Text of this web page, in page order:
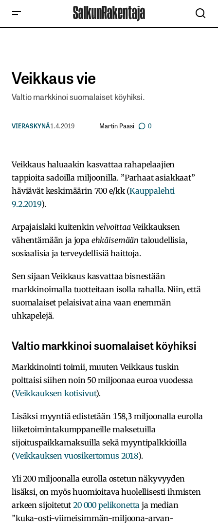
Veikkaus vie
Valtio markkinoi suomalaiset köyhiksi.
VIERASKYNÄ1.4.2019 Martin Paasi 0
Veikkaus haluaakin kasvattaa rahapelaajien
tappioita sadoilla miljoonilla. ”Parhaat asiakkaat”
häviävät keskimäärin 700 e/kk (Kauppalehti
9.2.2019).
Arpajaislaki kuitenkinvelvoittaaVeikkauksen
vähentämään ja jopa ehkäisemään taloudellisia,
sosiaalisia ja terveydellisiä haittoja.
Sen sijaan Veikkaus kasvattaa bisnestään
markkinoimalla tuotteitaan isolla rahalla. Niin, että
suomalaiset pelaisivat aina vaan enemmän
uhkapelejä.
Valtio markkinoi suomalaiset köyhiksi
Markkinointi toimii, muuten Veikkaus tuskin
polttaisi siihen noin 50 miljoonaa euroa vuodessa
(Veikkauksen kotisivut).
Lisäksi myyntiä edistetään 158,3 miljoonalla eurolla
liiketoimintakumppaneille maksetuilla
sijoituspaikkamaksuilla sekä myyntipalkkioilla
(Veikkauksen vuosikertomus 2018).
Yli 200 miljoonalla eurolla ostetun näkyvyyden
lisäksi, on myös huomioitava huolellisesti ihmisten
arkeen sijoitetut20 000 pelikonetta ja median
”kuka-osti-viimeisimmän-miljoona-arvan-